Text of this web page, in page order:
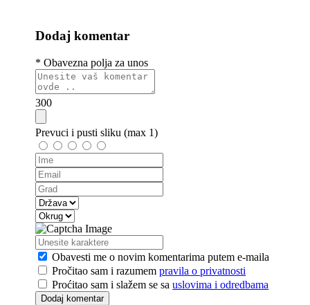
Dodaj komentar
* Obavezna polja za unos
300
Prevuci i pusti sliku (max 1)
Obavesti me o novim komentarima putem e-maila
Pročitao sami razumempravila o privatnosti
Proćitao sami slažem se sauslovima i odredbama